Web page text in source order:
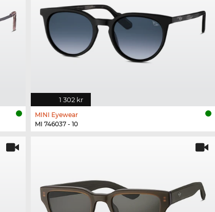
1 302 kr
MINI Eyewear
MI 746037 - 10